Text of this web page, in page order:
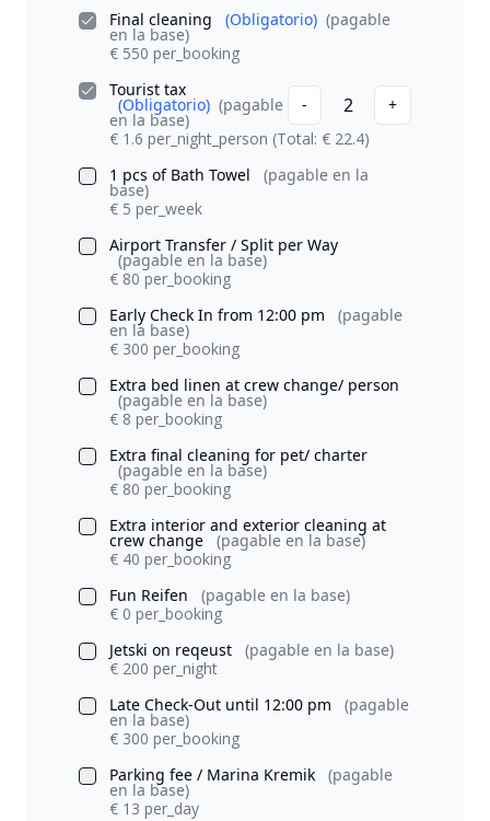
Final cleaning (Obligatorio) (pagable
en la base)
€ 550 per_booking
Tourist tax
(Obligatorio) (pagable
en la base)
- 2
+
€ 1.6 per_night_person (Total: € 22.4)
1 pcs of Bath Towel
(pagable en la
base)
€ 5 per_week
Airport Transfer / Split per Way
(pagable en la base)
€ 80 per_booking
Early Check In from 12:00 pm
(pagable
en la base)
€ 300 per_booking
Extra bed linen at crew change/ person
(pagable en la base)
€ 8 per_booking
Extra final cleaning for pet/ charter
(pagable en la base)
€ 80 per_booking
Extra interior and exterior cleaning at
crew change
(pagable en la base)
€ 40 per_booking
Fun Reifen
(pagable en la base)
€ 0 per_booking
Jetski on reqeust
(pagable en la base)
€ 200 per_night
Late Check-Out until 12:00 pm
(pagable
en la base)
€ 300 per_booking
Parking fee / Marina Kremik
(pagable
en la base)
€ 13 per_day